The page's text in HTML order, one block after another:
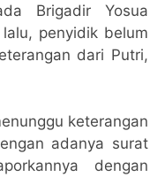
Brigadir Yosua
penyidik belum
dari Putri,
keterangan
adanya surat
dengan